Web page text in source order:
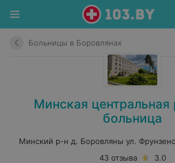
Больницы в Боровлянах
Минская центральная
больница
Минский р-н д. Боровляны ул.
43 отзыва
3.0